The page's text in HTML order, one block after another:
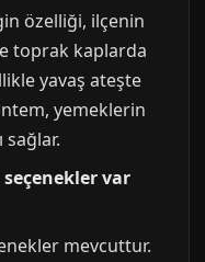
özelliği, ilçenin
toprak kaplarda
yavaş ateşte
yemeklerin
sağlar.
var
mevcuttur.